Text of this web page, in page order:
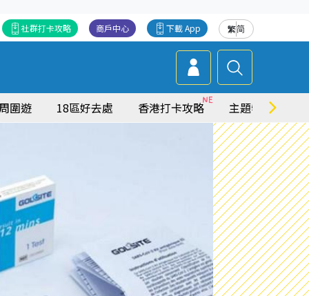
繁简
下載 App
商戶中心
社群打卡攻略
圍遊 18區好去處 香港打卡攻略 主題特集